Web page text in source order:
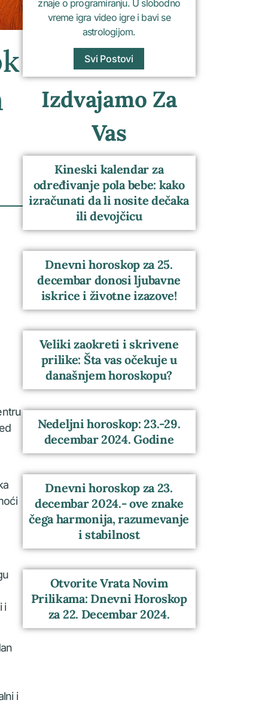
i
i
znaje o programiranju. U slobodno
vreme igra video igre i bavi se
astrologijom.
Svi Postovi
Izdvajamo Za
Vas
Kineski kalendar za
određivanje pola bebe: kako
izračunati da li nosite dečaka
ili devojčicu
Dnevni horoskop za 25.
decembar donosi ljubavne
iskrice i životne izazove!
Veliki zaokreti i skrivene
prilike: Šta vas očekuje u
današnjem horoskopu?
Nedeljni horoskop: 23.-29.
decembar 2024. Godine
Dnevni horoskop za 23.
decembar 2024.- ove znake
čega harmonija, razumevanje
i stabilnost
Otvorite Vrata Novim
Prilikama: Dnevni Horoskop
za 22. Decembar 2024.